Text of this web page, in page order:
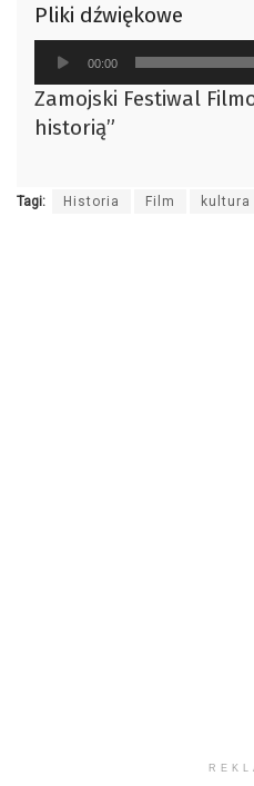
Pliki dźwiękowe
Odtwarzacz
plików
dźwiękowych
00:00
Zamojski Festiwal
historią”
Tagi: Historia Film kultura